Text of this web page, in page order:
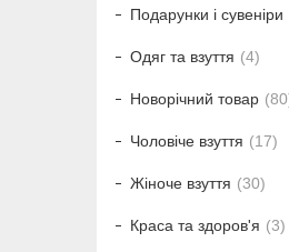
Подарунки і сувеніри
Одяг та взуття 4
Новорічний товар 80
Чоловіче взуття 17
Жіноче взуття 30
Краса та здоров'я 3